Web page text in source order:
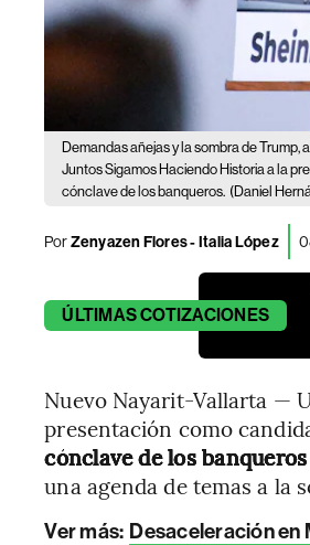
Demandas añejas y la sombra de
Juntos Sigamos Haciendo Historia a la
cónclave de los banqueros. (Daniel
PorZenyazen Flores-Italia López
ÚLTIMASCOTIZACIONES
Nuevo Nayarit-Vallarta —
presentación como
cónclave de los
una agenda de temas a la
Ver más: Desaceleración en